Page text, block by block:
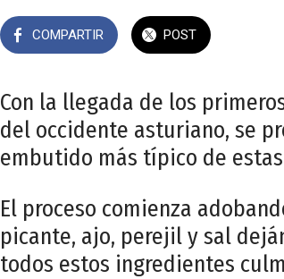
COMPARTIR POST
Con la llegada de los
del occidente asturiano, se
embutido más típico de estas
El proceso comienza
picante, ajo, perejil y sal
todos estos ingredientes